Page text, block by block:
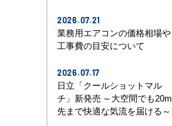
2026.07.21
業務用エアコンの価格相場や
工事費の目安について
2026.07.17
日立「クールショットマル
チ」新発売 ～大空間でも20m
先まで快適な気流を届ける～